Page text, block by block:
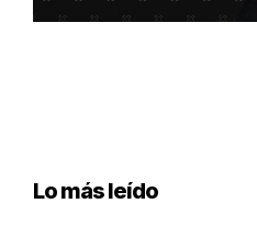
Lo más leído